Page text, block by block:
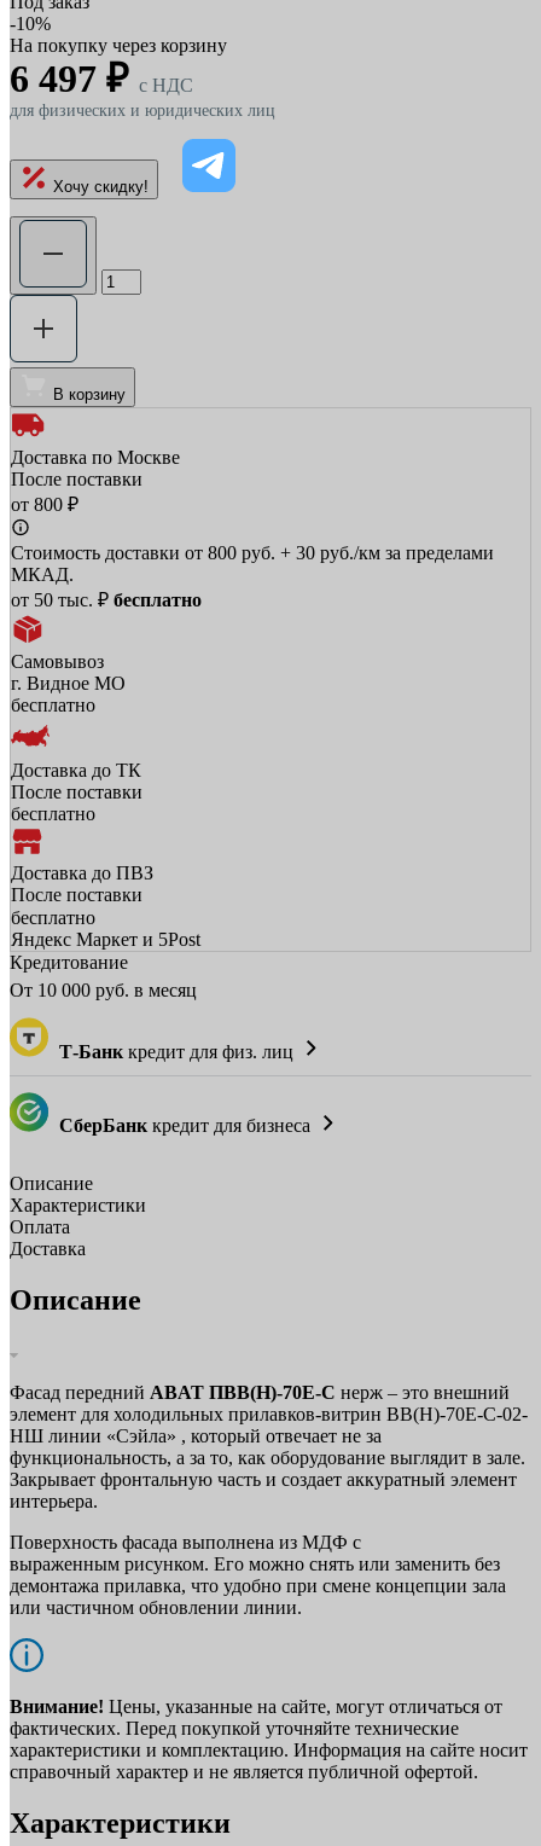
-10%
На покупку через корзину
6 497 ₽ c НДС
для физических и юридических лиц
Хочу скидку!
В корзину
Доставка по Москве
После поставки
от 800 ₽
Стоимость доставки от 800 руб. + 30 руб./км за пределами
МКАД.
от 50 тыс. ₽ бесплатно
Самовывоз
г. Видное МО
бесплатно
Доставка до ТК
После поставки
бесплатно
Доставка до ПВЗ
После поставки
бесплатно
Яндекс Маркет и 5Post
Кредитование
От 10 000 руб. в месяц
Т-Банк кредит для физ. лиц
СберБанк кредит для бизнеса
Описание
Характеристики
Оплата
Доставка
Описание
Фасад передний ABAT ПВВ(Н)-70Е-С нерж – это внешний
элемент для холодильных прилавков-витрин ВВ(Н)-70Е-С-02-
НШ линии «Сэйла» , который отвечает не за
функциональность, а за то, как оборудование выглядит в зале.
Закрывает фронтальную часть и создает аккуратный элемент
интерьера.
Поверхность фасада выполнена из МДФ с
выраженным рисунком. Его можно снять или заменить без
демонтажа прилавка, что удобно при смене концепции зала
или частичном обновлении линии.
Внимание! Цены, указанные на сайте, могут отличаться от
фактических. Перед покупкой уточняйте технические
характеристики и комплектацию. Информация на сайте носит
справочный характер и не является публичной офертой.
Характеристики